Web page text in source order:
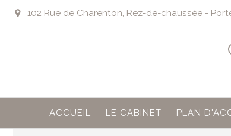
102 Rue de Charenton, Rez-de-chaussée -
ACCUEIL LE CABINET PLAN